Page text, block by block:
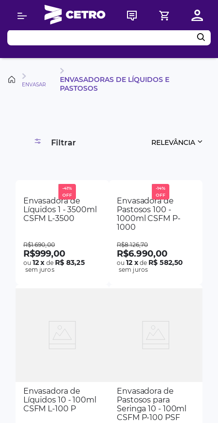
Buscar
ENVASAR
ENVASADORAS DE LÍQUIDOS E
PASTOSOS
Filtrar RELEVÂNCIA
-41%
Envasadora de
Líquidos 1 - 3500ml
CSFM L-3500
R$1.690,00
R$999,00
ou12x de R$ 83,25
sem juros
-14%
Envasadora de
Pastosos 100 -
1000ml CSFM P-
1000
R$8.126,70
R$6.990,00
ou12 xde R$ 582,50
sem juros
Envasadora de
Líquidos 10 - 100ml
CSFM L-100 P
Envasadora de
Pastosos para
Seringa 10 - 100ml
CSFM P-100 PSF